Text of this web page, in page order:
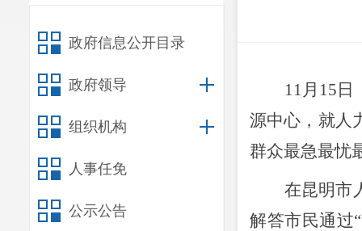
政府信息公开目录
政府领导
组织机构
人事任免
公示公告
11月 15 日
源中心，就人
群众最急最忧
在昆明市
解答市民通过